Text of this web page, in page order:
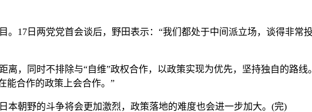
日两党党首会谈后，野田表示：“我们都处于中间派立场，谈得非常
同时不排除与“自维”政权合作，以政策实现为优先，坚持独自的路线
能合作的政策上会合作。”
朝野的斗争将会更加激烈，政策落地的难度也会进一步加大。(完)